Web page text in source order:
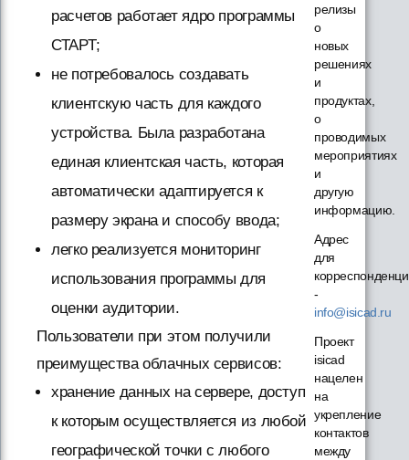
расчетов работает ядро программы
СТАРТ;
не потребовалось создавать
клиентскую часть для каждого
устройства. Была разработана
единая клиентская часть, которая
автоматически адаптируется к
размеру экрана и способу ввода;
легко реализуется мониторинг
использования программы для
оценки аудитории.
Пользователи при этом получили
преимущества облачных сервисов:
хранение данных на сервере, доступ
к которым осуществляется из любой
географической точки с любого
релизы
о
новых
решениях
и
продуктах,
о
проводимых
мероприятиях
и
другую
информацию.
Адрес
для
-
info@isicad.ru
Проект
isicad
нацелен
на
укрепление
контактов
между